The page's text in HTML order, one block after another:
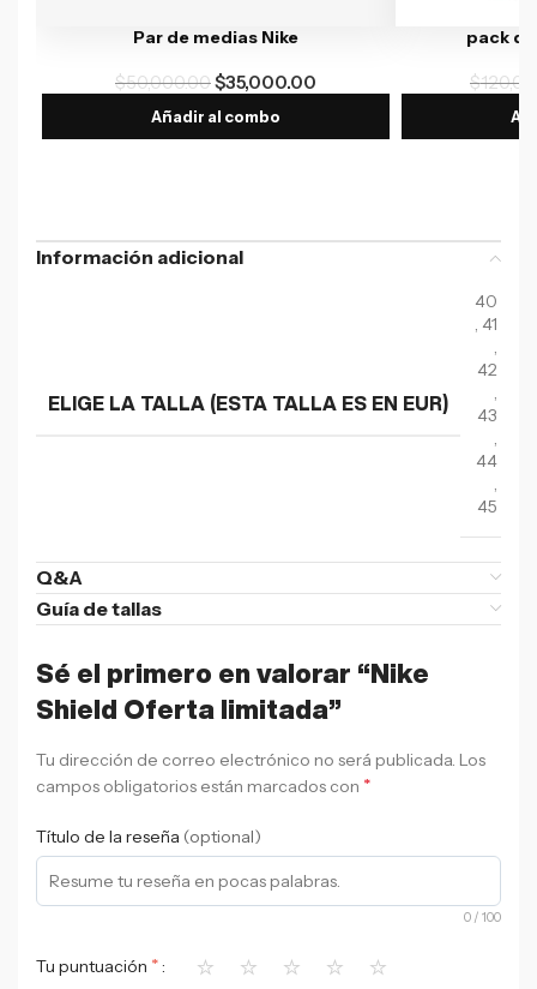
Par de medias Nike
$50,000.00$35,000.00
Añadir al combo
pack
$
Información adicional
ELIGE LA TALLA (ESTA TALLA ES EN EUR)
40
, 41
,
42
,
43
,
44
,
45
Q&A
Guía de tallas
Sé el primero en valorar “Nike
Shield Oferta limitada”
Tu dirección de correo electrónico no será publicada. Los
campos obligatorios están marcados con *
Título de la reseña (optional)
0 / 100
Tu puntuación * ⭐ ⭐ ⭐ ⭐ ⭐